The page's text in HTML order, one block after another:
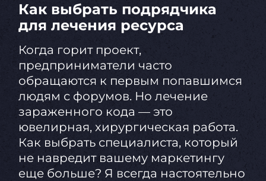
Как выбрать подрядчика
для лечения ресурса
Когда горит проект,
предприниматели часто
обращаются к первым попавшимся
людям с форумов. Но лечение
зараженного кода — это
ювелирная, хирургическая работа.
Как выбрать специалиста, который
не навредит вашему маркетингу
еще больше? Я всегда настоятельно